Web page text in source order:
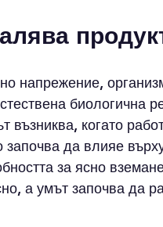
напрежение,
биологична
когато
да влияе
за ясно
а умът започва да